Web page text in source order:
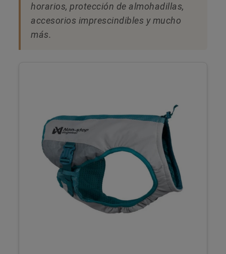
horarios, protección de almohadillas,
accesorios imprescindibles y mucho
más.